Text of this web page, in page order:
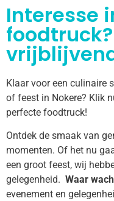
Interesse
Klaar voor een culinaire
of feest in Nokere? Klik
perfecte foodtruck!
Ontdek de smaak van
momenten. Of het nu
een groot feest, wij
gelegenheid. Waar
evenement en